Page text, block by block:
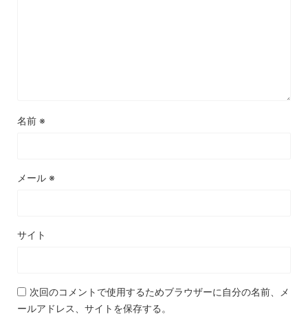
名前 ※
メール ※
サイト
次回のコメントで使用するためブラウザーに自分の名前、メ
ールアドレス、サイトを保存する。